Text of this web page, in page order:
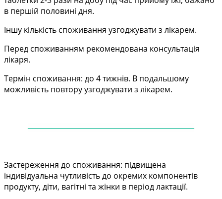
в першій половині дня.
Іншу кількість споживання узгоджувати з лікарем.
Перед споживанням рекомендована консультація
лікаря.
Термін споживання: до 4 тижнів. В подальшому
можливість повтору узгоджувати з лікарем.
—————————————————————
Застереження до споживання: підвищена
індивідуальна чутливість до окремих компонентів
продукту, діти, вагітні та жінки в період лактації.